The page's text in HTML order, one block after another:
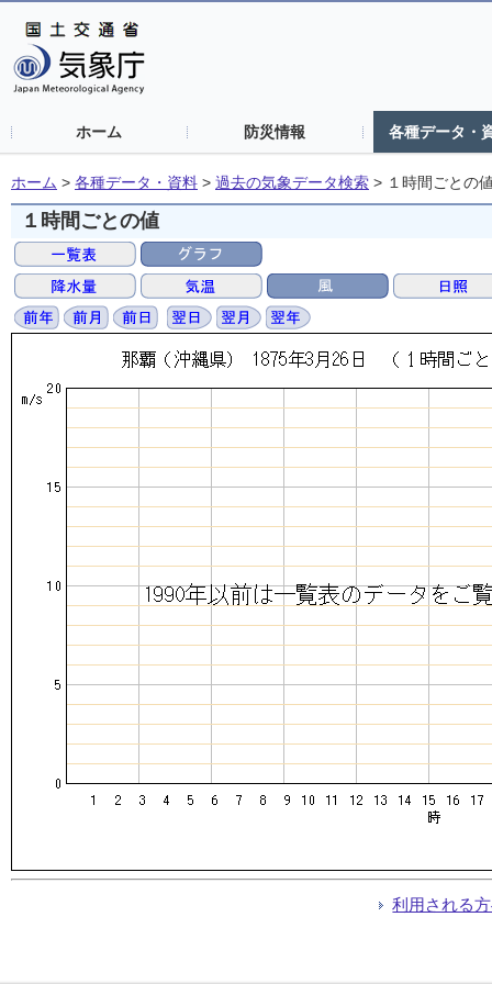
ホーム 防災情報 各種データ・
ホーム > 各種データ・資料 > 過去の気象データ検索 > １時間ごとの
１時間ごとの値
利用される